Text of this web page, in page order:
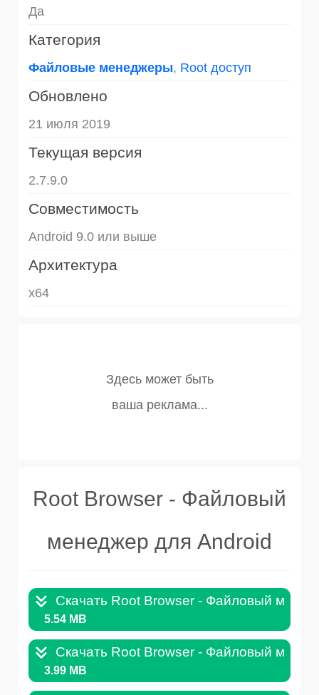
Да
Категория
Файловые менеджеры, Root доступ
Обновлено
21 июля 2019
Текущая версия
2.7.9.0
Совместимость
Android 9.0 или выше
Архитектура
x64
Root Browser - Файловый
менеджер для Android
Скачать Root Browser - Файловый
5.54 MB
Скачать Root Browser - Файловый
3.99 MB